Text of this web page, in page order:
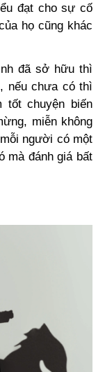
đạt cho sự cố
họ cũng khác
đã sở hữu thì
nếu chưa có thì
tốt chuyện biến
miễn không
người có một
mà đánh giá bất